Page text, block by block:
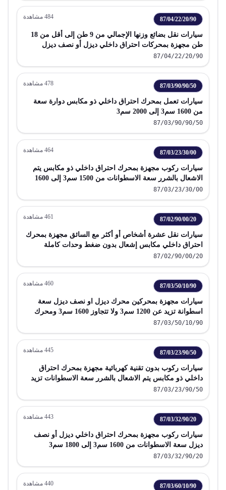
87/04/22/20/90
484 مشاهدة
سيارات نقل بضائع وزنها الإجمالي من 9 طن إلى أقل من 18
طن مجهزة بمحركات احتراق داخلي ديزل أو نصف ديزل
87/04/22/20/90
87/03/90/90/50
478 مشاهدة
سيارات تعمل بمحرك احتراق داخلي ذو مكابس دوارة سعة
من 1600 سم3 إلى 2000 سم3
87/03/90/90/50
87/03/23/30/00
464 مشاهدة
سيارات ركوب مجهزة بمحرك احتراق داخلي ذو مكابس يتم
الاشعال بالشرر سعة الاسطوانات من 1500 سم3 إلى 1600
سم3
87/03/23/30/00
87/02/90/00/20
461 مشاهدة
سيارات نقل عشرة أشخاص أو أكثر مع السائق مجهزة بمحرك
احتراق داخلي مكابس إشعال بدون ضغط وحدات كاملة
87/02/90/00/20
87/03/50/10/90
460 مشاهدة
سيارات مجهزة بمحركين محرك ديزل او نصف ديزل سعة
اسطوانة تزيد عن 1200 سم3 ولا تتجاوز 1600 سم3 ومحرك
كهربائي عدا التي يمكن شحنها بتوصيلها بمصدر خارجي للطاقة
الكهربائية
87/03/50/10/90
87/03/23/90/50
445 مشاهدة
سيارات ركوب بدون تقنية كهربائية مجهزة بمحرك احتراق
داخلي ذو مكابس يتم الاشعال بالشرر سعة الاسطوانات تزيد
عن 1600 سم3 ولا تتجاوز 1800 سم3
87/03/23/90/50
87/03/32/90/20
443 مشاهدة
سيارات ركوب مجهزة بمحرك احتراق داخلي ديزل أو نصف
ديزل سعة الاسطوانات من 1600 سم3 إلى 1800 سم3
87/03/32/90/20
87/03/60/10/90
440 مشاهدة